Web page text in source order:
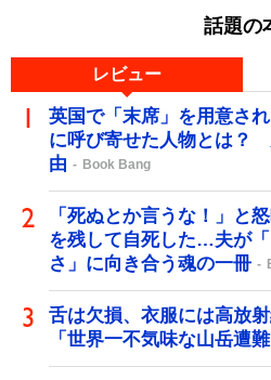
話題の
レビュー
英国で「末席」を用意さ
に呼び寄せた人物とは？
由
Book Bang
「死ぬとか言うな！」と
を残して自死した…夫が
さ」に向き合う魂の一冊
舌は欠損、衣服には高放
「世界一不気味な山岳遭